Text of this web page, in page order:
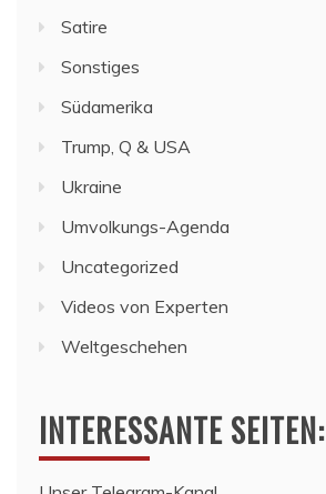
Satire
Sonstiges
Südamerika
Trump, Q & USA
Ukraine
Umvolkungs-Agenda
Uncategorized
Videos von Experten
Weltgeschehen
INTERESSANTE SEITEN: